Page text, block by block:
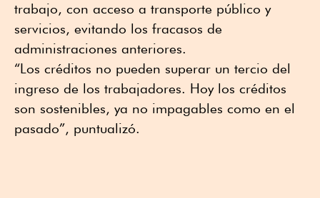
trabajo, con acceso a transporte público y
servicios, evitando los fracasos de
administraciones anteriores.
“Los créditos no pueden superar un tercio del
ingreso de los trabajadores. Hoy los créditos
son sostenibles, ya no impagables como en el
pasado”, puntualizó.